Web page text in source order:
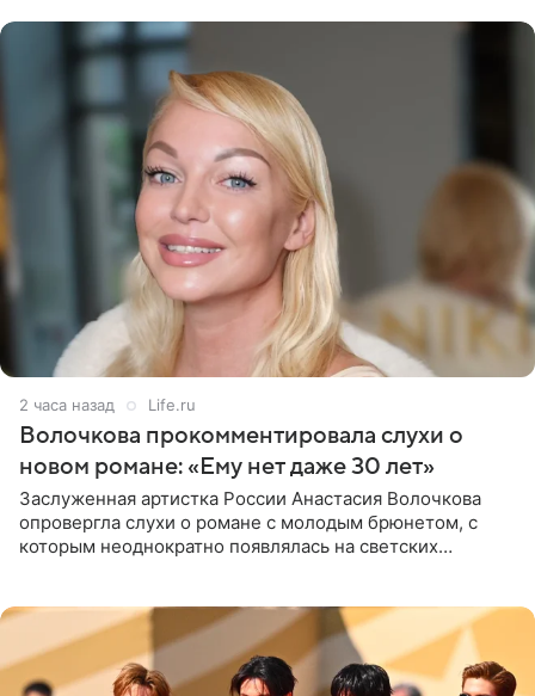
2 часа назад Life.ru
Волочкова прокомментировала слухи о
новом романе: «Ему нет даже 30 лет»
Заслуженная артистка России Анастасия Волочкова
опровергла слухи о романе с молодым брюнетом, с
которым неоднократно появлялась на светских